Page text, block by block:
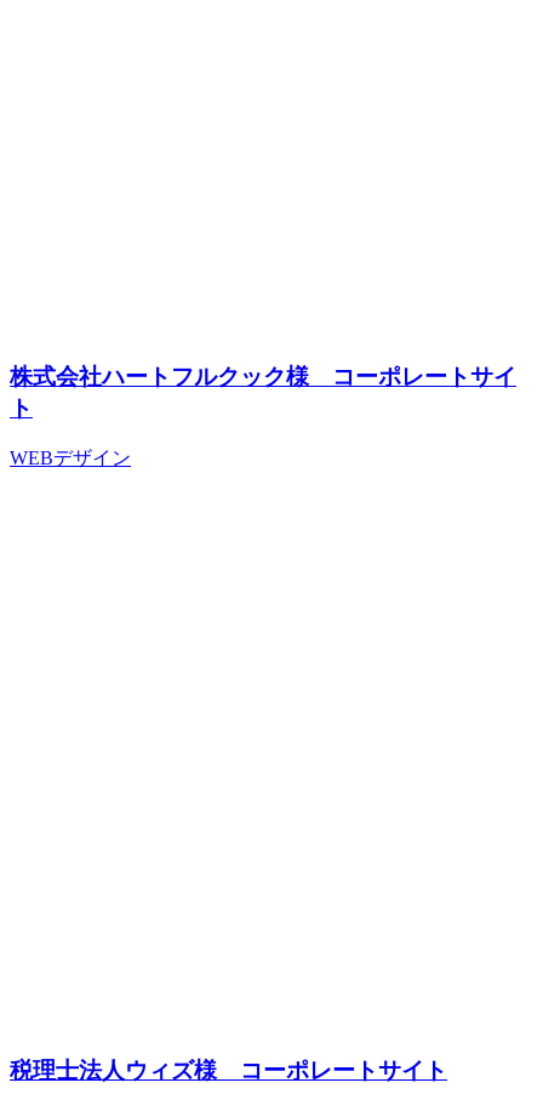
株式会社ハートフルクック様 コーポレートサイ
ト
WEBデザイン
税理士法人ウィズ様 コーポレートサイト